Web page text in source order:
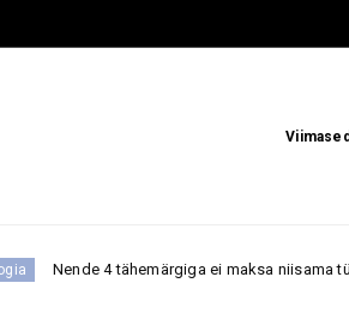
Viimased
tähemärgiga ei maksa niisama tüli norida,